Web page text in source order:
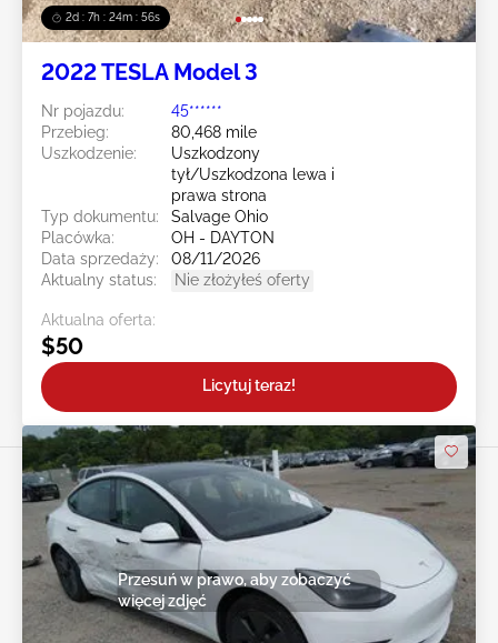
2d : 7h : 24m : 54s
2022 TESLA Model 3
Nr pojazdu:
45******
Przebieg:
80,468 mile
Uszkodzenie:
Uszkodzony
tył/Uszkodzona lewa i
prawa strona
Typ dokumentu:
Salvage Ohio
Placówka:
OH - DAYTON
Data sprzedaży:
08/11/2026
Aktualny status:
Nie złożyłeś oferty
Aktualna oferta:
$50
Licytuj teraz!
Przesuń w prawo, aby zobaczyć
więcej zdjęć